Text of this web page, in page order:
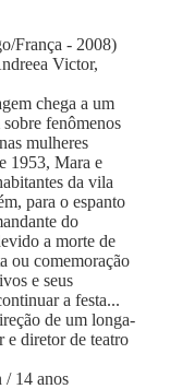
França - 2008)
Victor,
chega a um
fenômenos
mulheres
1953, Mara e
da vila
para o espanto
do
a morte de
ou comemoração
e seus
a festa...
de um longa-
e diretor de teatro
14 anos